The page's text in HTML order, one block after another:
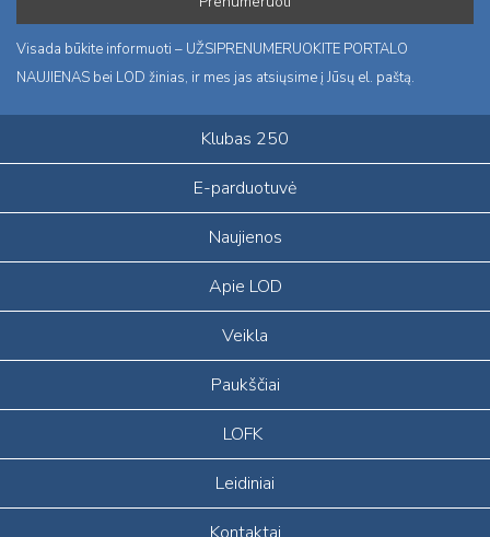
Visada būkite informuoti – UŽSIPRENUMERUOKITE PORTALO
NAUJIENAS bei LOD žinias, ir mes jas atsiųsime į Jūsų el. paštą.
Klubas 250
E-parduotuvė
Naujienos
Apie LOD
Veikla
Paukščiai
LOFK
Leidiniai